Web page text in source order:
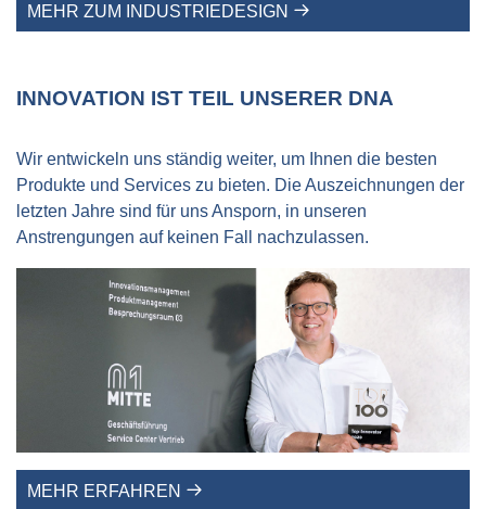
MEHR ZUM INDUSTRIEDESIGN
INNOVATION IST TEIL UNSERER DNA
Wir entwickeln uns ständig weiter, um Ihnen die besten
Produkte und Services zu bieten. Die Auszeichnungen der
letzten Jahre sind für uns Ansporn, in unseren
Anstrengungen auf keinen Fall nachzulassen.
MEHR ERFAHREN